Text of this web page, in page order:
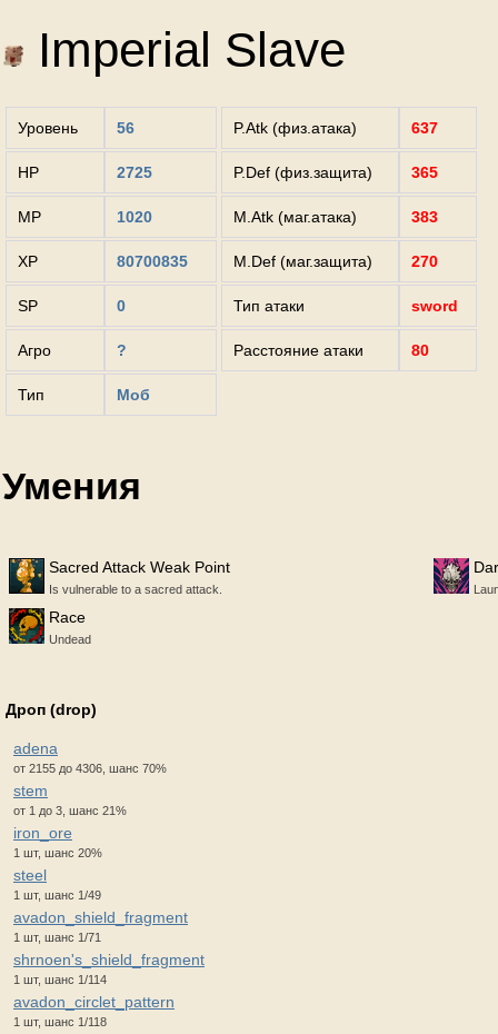
Imperial Slave
Уровень 56
HP 2725
MP 1020
XP 80700835
SP 0
Агро ?
Тип Моб
P.Atk (физ.атака) 637
P.Def (физ.защита) 365
M.Atk (маг.атака) 383
M.Def (маг.защита) 270
Тип атаки sword
Расстояние атаки 80
Умения
Sacred Attack Weak Point
Is vulnerable to a sacred attack.
Race
Undead
Дроп (drop)
adena
от 2155 до 4306, шанс 70%
stem
от 1 до 3, шанс 21%
iron_ore
1 шт, шанс 20%
steel
1 шт, шанс 1/49
avadon_shield_fragment
1 шт, шанс 1/71
shrnoen's_shield_fragment
1 шт, шанс 1/114
avadon_circlet_pattern
1 шт, шанс 1/118